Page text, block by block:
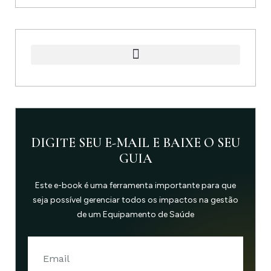
DIGITE SEU E-MAIL E BAIXE O SEU
GUIA
Este e-book é uma ferramenta importante para que
seja possível gerenciar todos os impactos na gestão
de um Equipamento de Saúde